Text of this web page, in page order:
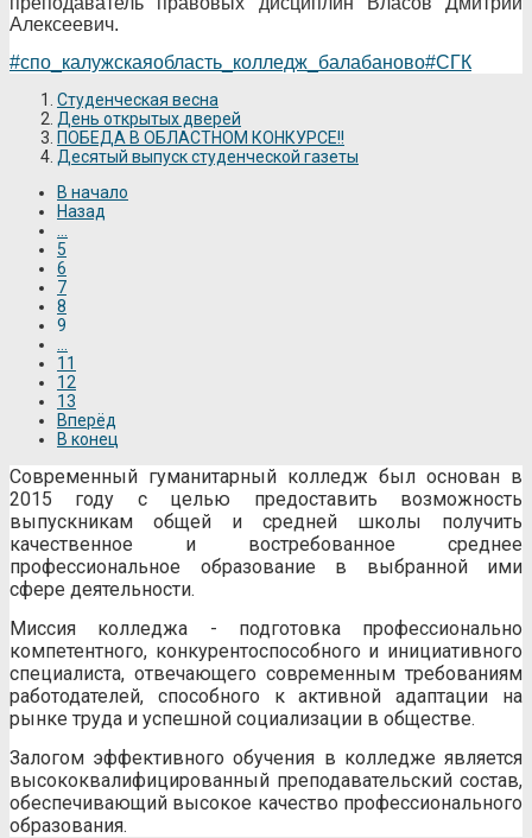
Алексеевич.
#спо_калужскаяобласть_колледж_балабаново#СГК
Студенческая весна
День открытых дверей
ПОБЕДА В ОБЛАСТНОМ КОНКУРСЕ!!
Десятый выпуск студенческой газеты
В начало
Назад
5
6
7
8
9
11
12
13
Вперёд
В конец
Современный гуманитарный колледж был основан в
2015 году с целью предоставить возможность
выпускникам общей и средней школы получить
качественное и востребованное среднее
профессиональное образование в выбранной ими
сфере деятельности.
Миссия колледжа - подготовка профессионально
компетентного, конкурентоспособного и инициативного
специалиста, отвечающего современным требованиям
работодателей, способного к активной адаптации на
рынке труда и успешной социализации в обществе.
Залогом эффективного обучения в колледже является
высококвалифицированный преподавательский состав,
обеспечивающий высокое качество профессионального
образования.